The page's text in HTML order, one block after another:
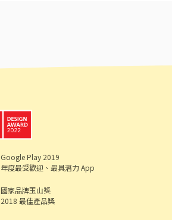
Google Play 2019
年度最受歡迎、最具潛力 App
國家品牌玉山獎
2018 最佳產品獎